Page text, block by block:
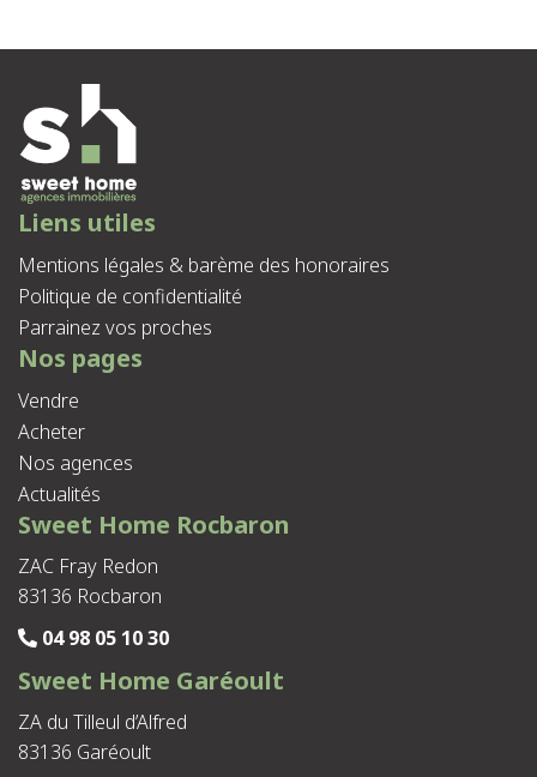
Liens utiles
Mentions légales & barème des honoraires
Politique de confidentialité
Parrainez vos proches
Nos pages
Vendre
Acheter
Nos agences
Actualités
Sweet Home Rocbaron
ZAC Fray Redon
83136 Rocbaron
04 98 05 10 30
Sweet Home Garéoult
ZA du Tilleul d’Alfred
83136 Garéoult